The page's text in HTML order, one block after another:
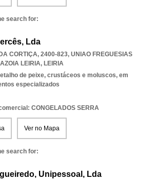
search for:
Lda
CORTIÇA, 2400-823, UNIAO FREGUESIAS
LEIRIA, LEIRIA
de peixe, crustáceos e moluscos, em
especializados
CONGELADOS SERRA
Ver no Mapa
search for:
Unipessoal, Lda